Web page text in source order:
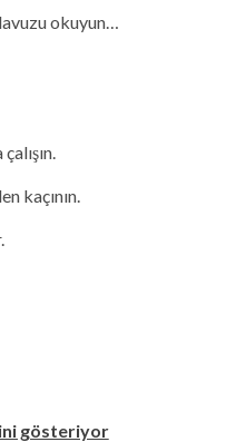
okuyun…
kaçının.
gösteriyor